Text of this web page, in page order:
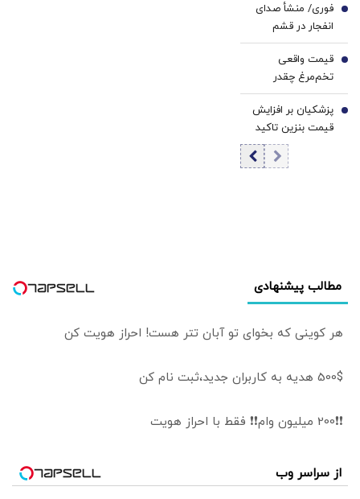
جزئیات تماس
تلفنی
فوری/ منشأ صدای
انفجار در قشم
مشخص شد/ مقابه
با اهداف دشمن در
ورودی تنگه هرمز
5
قیمت واقعی
تخم‌مرغ چقدر
است؟/ مصرف
روزانه ۳ هزار و ۳۰۰
تن تخم مرغ در
6
پزشکیان بر افزایش
قیمت بنزین تاکید
7
مطالب پیشنهادی
هر کوینی که بخوای تو آبان تتر هست! احراز هویت کن
500$ هدیه به کاربران جدید،ثبت نام کن
❗❗200 میلیون وام❗❗ فقط با احراز هویت
از سراسر وب